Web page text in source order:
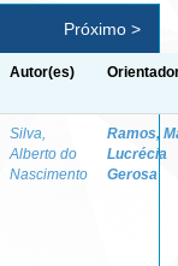
Próximo >
Autor(es)
Silva,
Alberto do
Nascimento
Ramos,
Lucrécia
Gerosa